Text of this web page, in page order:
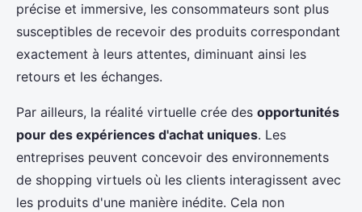
précise et immersive, les consommateurs sont plus
susceptibles de recevoir des produits correspondant
exactement à leurs attentes, diminuant ainsi les
retours et les échanges.
Par ailleurs, la réalité virtuelle crée des opportunités
pour des expériences d'achat uniques. Les
entreprises peuvent concevoir des environnements
de shopping virtuels où les clients interagissent avec
les produits d'une manière inédite. Cela non